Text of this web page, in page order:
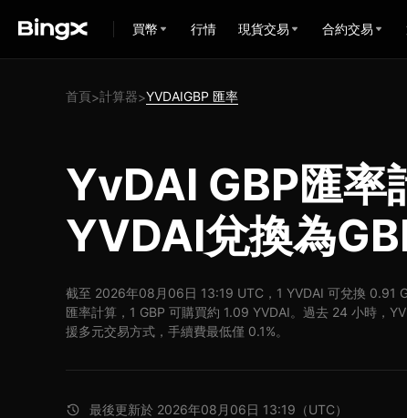
買幣 行情 現貨交易 合約交易
首頁>計算器>YVDAIGBP 匯率
YvDAI GBP匯率
YVDAI兌換為
截至 2026年08月06日 13:19 UTC，1 YVDAI 可兌換 0.91
匯率計算，1 GBP 可購買約 1.09 YVDAI。過去 24 小時，
援多元交易方式，手續費最低僅 0.1%。
最後更新於 2026年08月06日 13:19（UTC）